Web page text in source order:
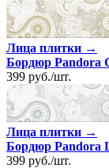
Лица плитки →
Бордюр Pandora
399 руб./шт.
Лица плитки →
Бордюр Pandora
399 руб./шт.